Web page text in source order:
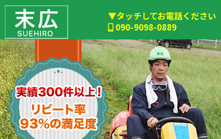
▼タッチしてお電話ください
090-9098-0889